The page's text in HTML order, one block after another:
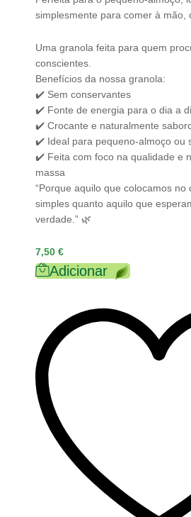
simplesmente para comer à mão,
Uma granola feita para quem
conscientes.
Benefícios da nossa granola:
✔️ Sem conservantes
✔️ Fonte de energia para o dia a
✔️ Crocante e naturalmente
✔️ Ideal para pequeno-almoço ou
✔️ Feita com foco na qualidade e
massa
“Porque aquilo que colocamos no
simples quanto aquilo que
verdade.” 🌿
7,50 €
Adicionar